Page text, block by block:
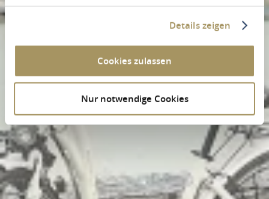
Details zeigen
Cookies zulassen
Nur notwendige Cookies